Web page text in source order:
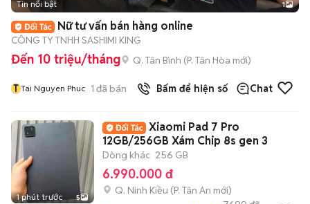
Tin nổi bật 1
Nữ tư vấn bán hàng online
CÔNG TY TNHH SASHIMI KING
Đến 10 triệu/tháng Q. Tân Bình (P. Tân Hòa mới)
T Tai Nguyen Phuc 1 đã bán Bấm để hiện số Chat
1 phút trước 5
Xiaomi Pad 7 Pro
12GB/256GB Xám Chip 8s gen 3
Dòng khác 256 GB
6.990.000 đ
Q. Ninh Kiều (P. Tân An mới)